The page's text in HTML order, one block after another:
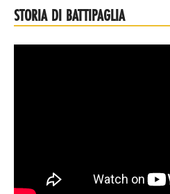
STORIA DI BATTIPAGLIA